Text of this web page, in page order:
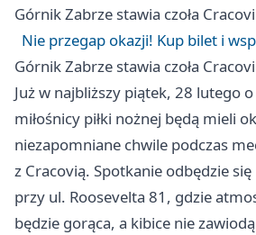
GórnikZabrze stawia czoła
Nie przegap okazji! Kup bilet i
GórnikZabrze stawia czoła
Już w najbliższy piątek, 28 lutego
miłośnicy piłki nożnej będą mieli
niezapomniane chwile podczas
z Cracovią. Spotkanie odbędzie
przy ul. Roosevelta 81, gdzie
będzie gorąca, a kibice nie